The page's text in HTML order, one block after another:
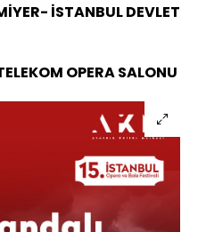
İSTANBUL DEVLET
OPERA SALONU